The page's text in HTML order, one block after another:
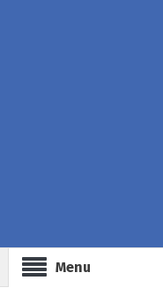
Menu